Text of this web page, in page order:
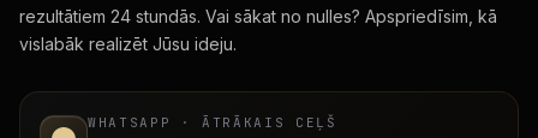
rezultātiem 24 stundās. Vai sākat no nulles? Apspriedīsim, kā
vislabāk realizēt Jūsu ideju.
WHATSAPP · ĀTRĀKAIS CEĻŠ